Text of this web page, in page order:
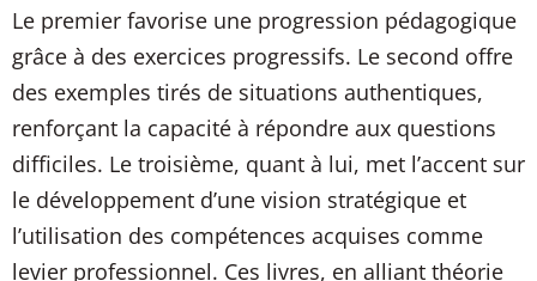
Le premier favorise une progression pédagogique
grâce à des exercices progressifs. Le second offre
des exemples tirés de situations authentiques,
renforçant la capacité à répondre aux questions
difficiles. Le troisième, quant à lui, met l’accent sur
le développement d’une vision stratégique et
l’utilisation des compétences acquises comme
levier professionnel. Ces livres, en alliant théorie